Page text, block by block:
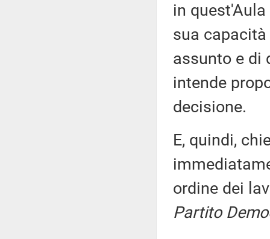
in
sua
assunto e di
intende
decisione.
E, quindi,
ordine dei
Partito